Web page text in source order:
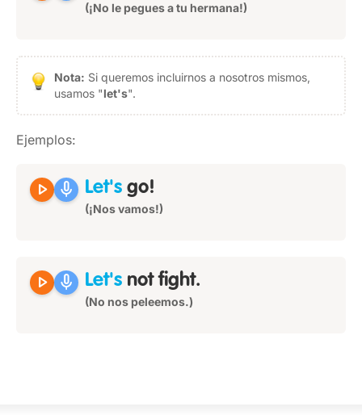
(¡No le pegues a tu hermana!)
Nota: Si queremos incluirnos a nosotros mismos,
usamos "let's".
Ejemplos:
play_arrow mic Let's go!
(¡Nos vamos!)
play_arrow mic Let's not fight.
(No nos peleemos.)